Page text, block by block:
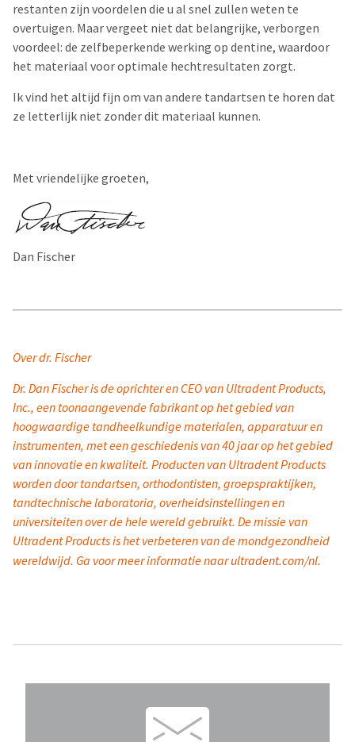
restanten zijn voordelen die u al snel zullen weten te
overtuigen. Maar vergeet niet dat belangrijke, verborgen
voordeel: de zelfbeperkende werking op dentine, waardoor
het materiaal voor optimale hechtresultaten zorgt.
Ik vind het altijd fijn om van andere tandartsen te horen dat
ze letterlijk niet zonder dit materiaal kunnen.
Met vriendelijke groeten,
Dan Fischer
Over dr. Fischer
Dr. Dan Fischer is de oprichter en CEO van Ultradent Products,
Inc., een toonaangevende fabrikant op het gebied van
hoogwaardige tandheelkundige materialen, apparatuur en
instrumenten, met een geschiedenis van 40 jaar op het gebied
van innovatie en kwaliteit. Producten van Ultradent Products
worden door tandartsen, orthodontisten, groepspraktijken,
tandtechnische laboratoria, overheidsinstellingen en
universiteiten over de hele wereld gebruikt. De missie van
Ultradent Products is het verbeteren van de mondgezondheid
wereldwijd. Ga voor meer informatie naarultradent.com/nl.